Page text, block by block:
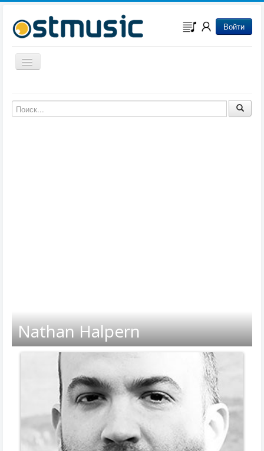
Войти
Включить/выключить навигацию
Музыка из мультфильмов
Музыка из сериалов
Nathan Halpern